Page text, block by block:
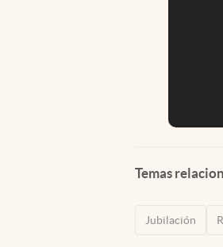
Temas
Jubilación